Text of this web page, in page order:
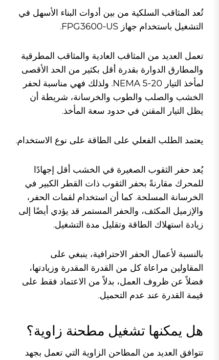
تُعد المثاقب السلكية من بين أدوات البناء الأسهل في
التشغيل باستخدام جهاز FPG3600-US.
تعمل العديد من المثاقب العادية والمثاقب المطرقية
والمطارق الدوارة بقدرة أقل بكثير من الحد الأقصى
لمأخذ التيار NEMA 5-20. ولذلك فهي مناسبة لحفر
الخشب والصلب والطوب والخرسانة، شريطة أن
يظل التيار المقنن في حدود سعة المأخذ.
يعتمد الطلب الفعلي على الطاقة على نوع الاستخدام.
يُعد حفر الثقوب الصغيرة في الخشب أقل إجهادًا
للمحرك مقارنةً بحفر الثقوب ذات القطر الكبير في
الخرسانة المسلحة. كما أن استخدام لقمات الحفر،
والإزميل المكثف، والحفر المستمر قد يؤدي أيضًا إلى
زيادة استهلاك الطاقة وتقليل مدة التشغيل.
بالنسبة لأعمال الحفر الاحترافية، ينبغي على
المقاولين مراعاة كل من القدرة المقدرة وزيادتها،
فضلاً عن ظروف العمل، بدلاً من الاعتماد فقط على
قيمة القدرة عند عدم التحميل.
هل يمكنها تشغيل مطحنة زاوية؟
تتوافق العديد من المطاحن الزاوية التي تعمل بجهد